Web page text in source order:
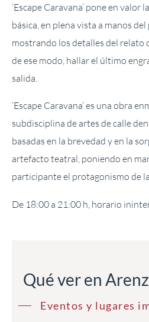
‘Escape Caravana’ pone en valor
básica, en plena vista a manos
mostrando los detalles del relato
de ese modo, hallar el último
salida.
‘Escape Caravana’ es una obra
subdisciplina de artes de calle
basadas en la brevedad y en la
artefacto teatral, poniendo en
participante el protagonismo de
De 18:00 a 21:00 h, horario
Qué ver en
Eventos y lugares